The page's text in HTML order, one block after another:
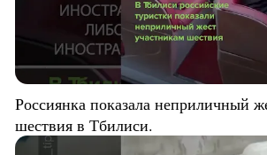
Россиянка показала неприличный
шествия в Тбилиси.